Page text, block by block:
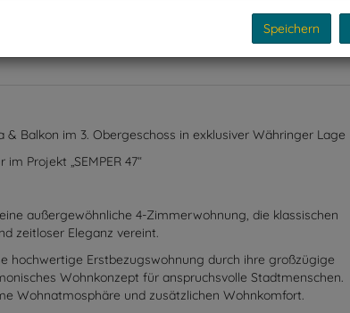
Balkon im 3. Obergeschoss in exklusiver Währinger Lage
Projekt „SEMPER 47“
außergewöhnliche 4-Zimmerwohnung, die klassischen
zeitloser Eleganz vereint.
hochwertige Erstbezugswohnung durch ihre großzügige
Wohnkonzept für anspruchsvolle Stadtmenschen.
Wohnatmosphäre und zusätzlichen Wohnkomfort.
Speichern